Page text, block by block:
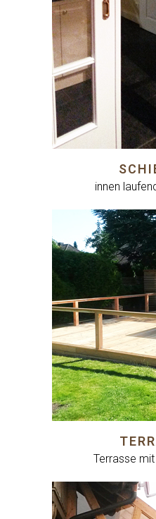
innen
Terrasse